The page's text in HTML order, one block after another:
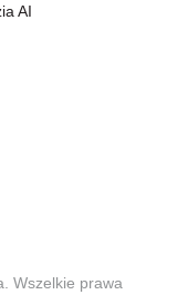
AI
Wszelkie prawa